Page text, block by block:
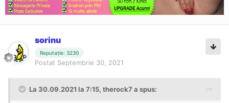
sorinu
Reputație: 3230
Postat Septembrie 30, 2021
La 30.09.2021 la 7:15, therock7 a spus: